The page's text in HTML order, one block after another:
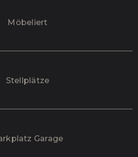
Möbeliert
Stellplätze
Garage